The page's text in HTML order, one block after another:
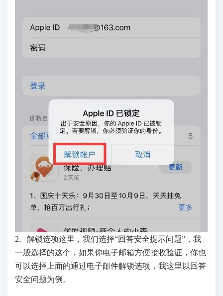
2、解锁选项这里，我们选择“回答安全提示问题”，我
一般选择的这个，如果你电子邮箱方便接收验证，你也
可以选择上面的通过电子邮件解锁选项，我这里以回答
安全问题为例。